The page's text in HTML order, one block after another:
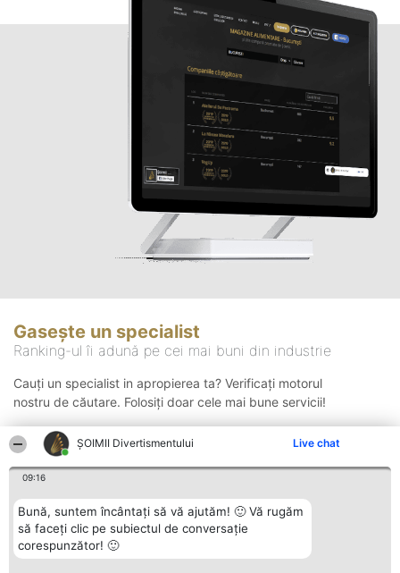
ŞOIMII Divertismentului Live chat
09:16
Bună, suntem încântați să vă ajutăm! 🙂 Vă rugăm
să faceți clic pe subiectul de conversație
corespunzător! 🙂
Gasește un specialist
Ranking-ul îi adună pe cei mai buni din industrie
Cauți un specialist in apropierea ta? Verificați motorul
nostru de căutare. Folosiți doar cele mai bune servicii!